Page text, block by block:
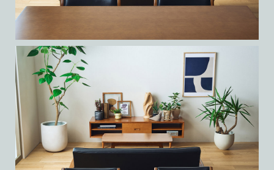
することで、シート下のフレームが薄くすっきりとしたデザインに
仕上がります。また、弾力のある布バネとウレタンシートのダブル
ワンタッチでベッドになるソファ
シートの横幅は180cmと大人3人が並んでもゆったりと掛けられるソ
ファでありながら、背もたれを倒してベッドとしてもお使いいただ
けます。スペースが限られるワンルームでの使用や、ゲスト用のベ
ッドとしてもおすすめです。